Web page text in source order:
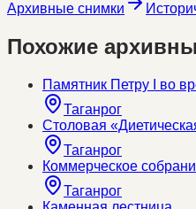
Архивные снимки
Похожие
Памятник Петру I во
Таганрог
Столовая
Таганрог
Коммерческое
Таганрог